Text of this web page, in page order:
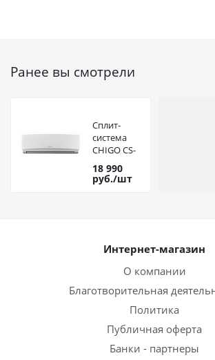
Ранее вы смотрели
Сплит-
система
CHIGO CS-
25H3A-B181
18 990
руб./шт
Интернет-магазин
О компании
Благотворительная
Политика
Публичная оферта
Банки - партнеры